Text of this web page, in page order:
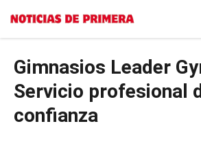
Saltar
Gimnasios Leader
Servicio profesional
confianza